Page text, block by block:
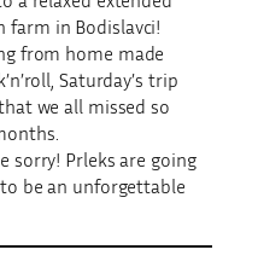
farm in Bodislavci!
from home made
Saturday’s trip
we all missed so
sorry! Prleks are going
be an unforgettable